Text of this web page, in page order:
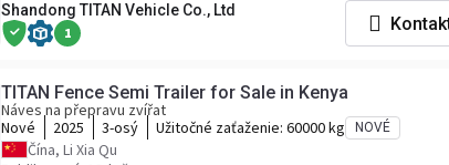
Shandong TITAN Vehicle Co., Ltd
1
TITAN Fence Semi Trailer for Sale in Kenya
Náves na přepravu zvířat
Nové
2025 3-osý Užitočné zaťaženie: 60000 kg NOVÉ
Čína, Li Xia Qu